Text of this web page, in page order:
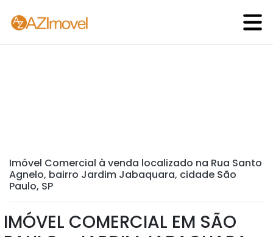
Imóvel Comercial à venda localizado na Rua Santo
Agnelo, bairro Jardim Jabaquara, cidade São
Paulo, SP
IMÓVEL COMERCIAL EM SÃO